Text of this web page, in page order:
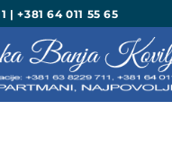
| +381 64 011 55 65